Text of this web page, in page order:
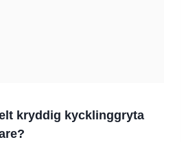
kryddig kycklinggryta